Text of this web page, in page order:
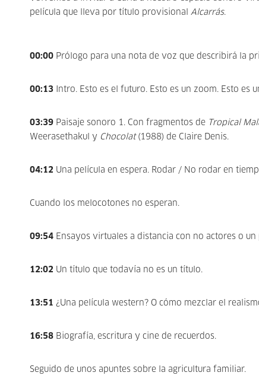
película que lleva por título provisional Alcarrás.
00:00 Prólogo para una nota de voz que describirá la
00:13 Intro. Esto es el futuro. Esto es un zoom. Esto es
03:39 Paisaje sonoro 1. Con fragmentos de Tropical
Weerasethakul y Chocolat(1988) de Claire Denis.
04:12 Una película en espera. Rodar / No rodar en
Cuando los melocotones no esperan.
09:54 Ensayos virtuales a distancia con no actores o
12:02 Un título que todavía no es un título.
13:51 ¿Una película western? O cómo mezclar el
16:58 Biografía, escritura y cine de recuerdos.
Seguido de unos apuntes sobre la agricultura familiar.